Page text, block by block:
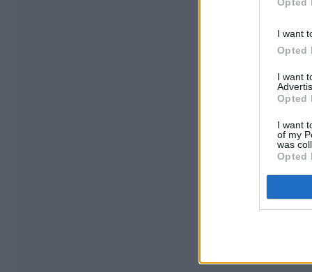
I want
Opted
I want
Opted
I want
of my
was
Opted